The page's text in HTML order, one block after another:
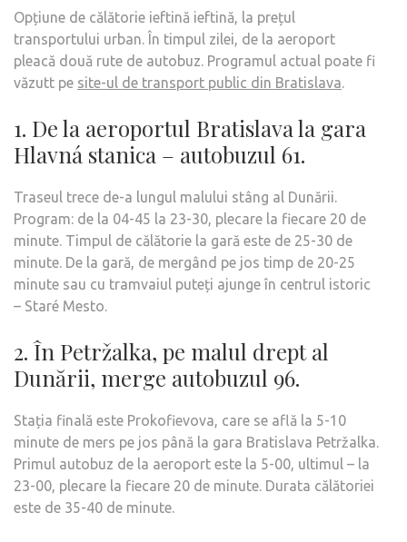
Opțiune de călătorie ieftină ieftină, la prețul
transportului urban. În timpul zilei, de la aeroport
pleacă două rute de autobuz. Programul actual poate fi
văzutt pe site-ul de transport public din Bratislava.
1. De la aeroportul Bratislava la gara
Hlavná stanica – autobuzul 61.
Traseul trece de-a lungul malului stâng al Dunării.
Program: de la 04-45 la 23-30, plecare la fiecare 20 de
minute. Timpul de călătorie la gară este de 25-30 de
minute. De la gară, de mergând pe jos timp de 20-25
minute sau cu tramvaiul puteți ajunge în centrul istoric
– Staré Mesto.
2. În Petržalka, pe malul drept al
Dunării, merge autobuzul 96.
Stația finală este Prokofievova, care se află la 5-10
minute de mers pe jos până la gara Bratislava Petržalka.
Primul autobuz de la aeroport este la 5-00, ultimul – la
23-00, plecare la fiecare 20 de minute. Durata călătoriei
este de 35-40 de minute.